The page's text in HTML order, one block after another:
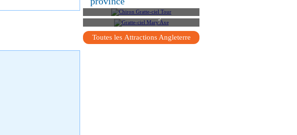
Chiron Gratte-ciel Tour
Gratte-ciel Mary Axe
Toutes les Аttractions Angleterre